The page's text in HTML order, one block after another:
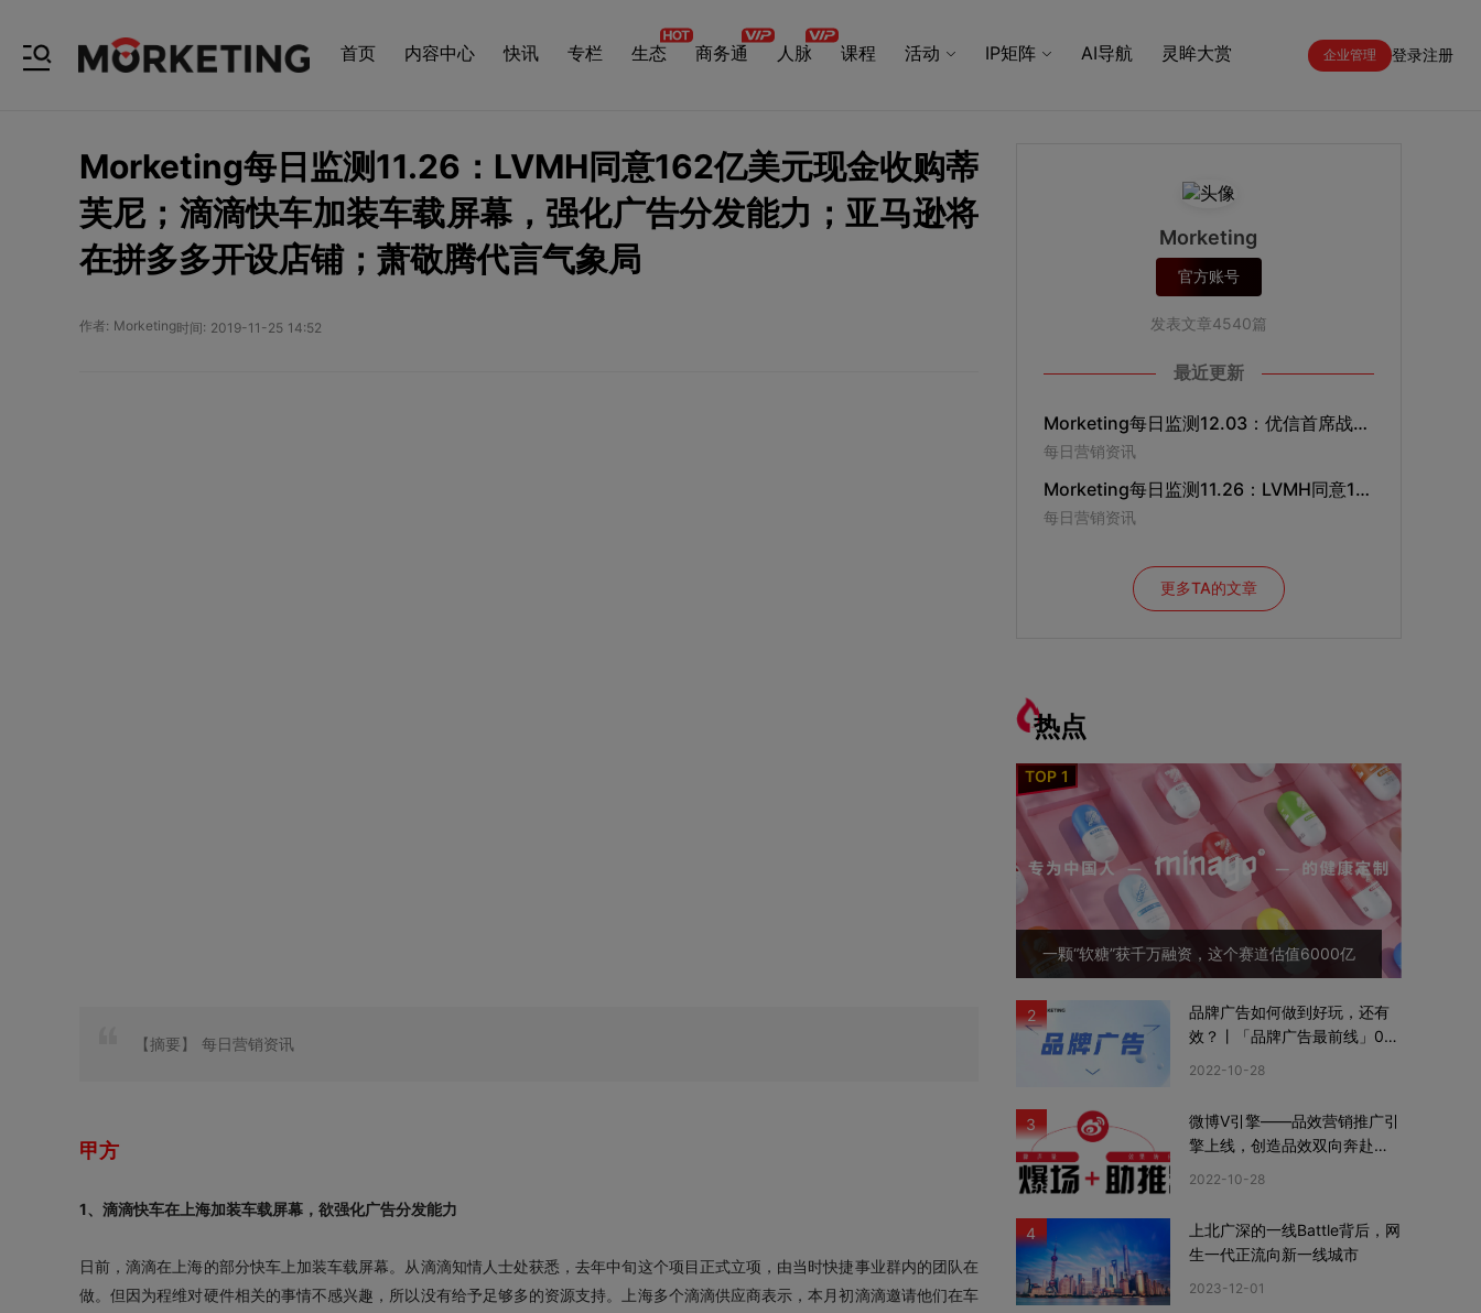
首页 内容中心 快讯 专栏 生态 商务通 人脉 课程 活动 IP矩阵 AI导航 灵眸大赏 企业管理 登录注册
Morketing每日监测11.26：LVMH同意162亿美元现金收购蒂
芙尼；滴滴快车加装车载屏幕，强化广告分发能力；亚马逊将
在拼多多开设店铺；萧敬腾代言气象局
作者: Morketing时间: 2019-11-25 14:52
【摘要】 每日营销资讯
甲方
1、滴滴快车在上海加装车载屏幕，欲强化广告分发能力
日前，滴滴在上海的部分快车上加装车载屏幕。从滴滴知情人士处获悉，去年中旬这个项目正式立项，由当时快捷事业群内的团队在
做。但因为程维对硬件相关的事情不感兴趣，所以没有给予足够多的资源支持。上海多个滴滴供应商表示，本月初滴滴邀请他们在车
Morketing
官方账号
发表文章4540篇
最近更新
Morketing每日监测12.03：优信首席战略官井文兵辞职；小米12月9日进入日本市场； “360推广”升级为“360智慧商业”；现代汽车成立北京创新中心
每日营销资讯
Morketing每日监测11.26：LVMH同意162亿美元现金收购蒂芙尼；滴滴快车加装车载屏幕，强化广告分发能力；亚马逊将在拼多多开设店铺；萧敬腾代言气象局
每日营销资讯
更多TA的文章
热点
一颗“软糖”获千万融资，这个赛道估值6000亿
2
品牌广告如何做到好玩，还有
效？丨「品牌广告最前线」02
2022-10-28
3
微博V引擎——品效营销推广引
擎上线，创造品效双向奔赴新
2022-10-28
4
上北广深的一线Battle背后，网
生一代正流向新一线城市
2023-12-01